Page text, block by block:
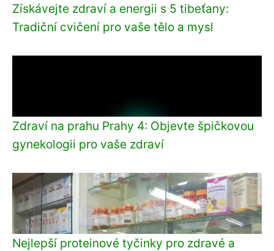
Získávejte zdraví a energii s 5 tibeťany:
Tradiční cvičení pro vaše tělo a mysl
Zdraví na prahu Prahy 4: Objevte špičkovou
gynekologii pro vaše zdraví
Nejlepší proteinové tyčinky pro zdravé a